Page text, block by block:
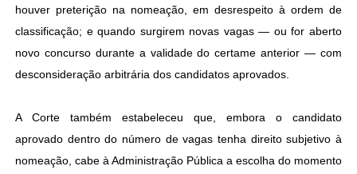
houver preterição na nomeação, em desrespeito à ordem de
classificação; e quando surgirem novas vagas — ou for aberto
novo concurso durante a validade do certame anterior — com
desconsideração arbitrária dos candidatos aprovados.
A Corte também estabeleceu que, embora o candidato
aprovado dentro do número de vagas tenha direito subjetivo à
nomeação, cabe à Administração Pública a escolha do momento